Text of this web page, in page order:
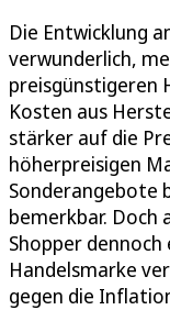
Die Entwicklung
verwunderlich,
preisgünstigeren
Kosten aus
stärker auf die
höherpreisigen
Sonderangebote
bemerkbar. Doch
Shopper
Handelsmarke
gegen die